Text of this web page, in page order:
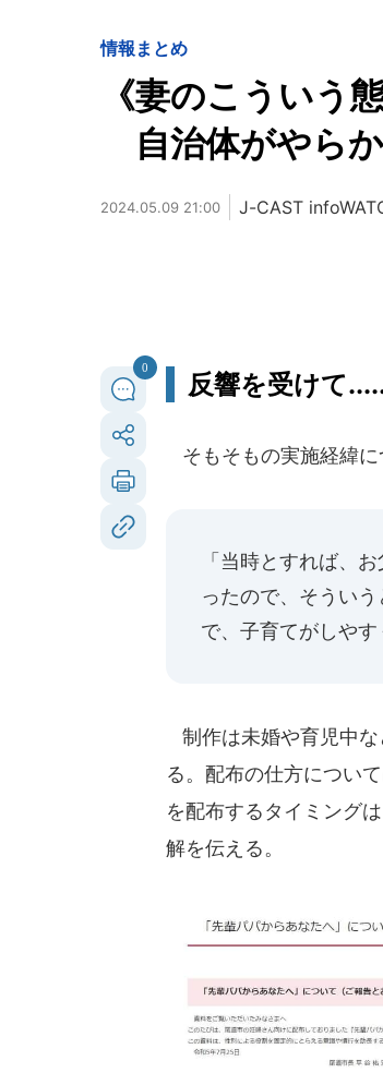
情報まとめ
《妻のこういう
自治体がやら
2024.05.09 21:00 J-CAST
0
反響を受けて
そもそもの実施経緯に
「当時とすれば、
ったので、そうい
で、子育てがしやす
制作は未婚や育児中な
る。配布の仕方につい
を配布するタイミング
解を伝える。